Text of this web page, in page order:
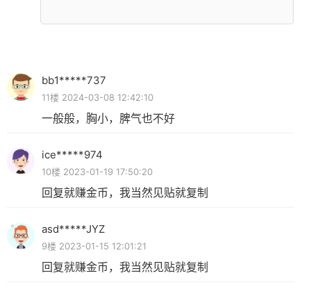
bb1*****737
11楼 2024-03-08 12:42:10
一般般，胸小，脾气也不好
ice*****974
10楼 2023-01-19 17:50:20
回复就赚金币，我当然见贴就复制
asd*****JYZ
9楼 2023-01-15 12:01:21
回复就赚金币，我当然见贴就复制